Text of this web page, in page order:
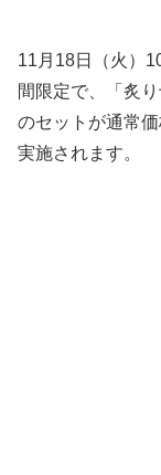
11月18日（火）
間限定で、「炙
のセットが通常
実施されます。